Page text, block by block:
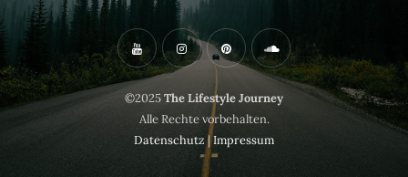
©2025The Lifestyle Journey
Alle Rechte vorbehalten.
Datenschutz|Impressum